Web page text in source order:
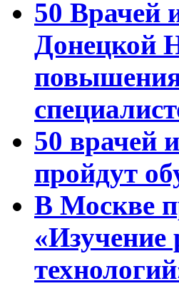
50 Врачей
Донецкой
50 врачей
пройдут
В Москве